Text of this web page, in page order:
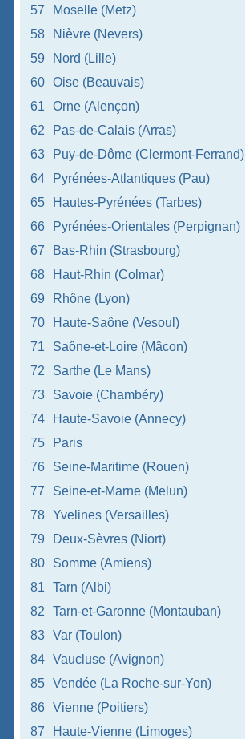
57
Moselle (Metz)
58
Nièvre (Nevers)
59
Nord (Lille)
60
Oise (Beauvais)
61
Orne (Alençon)
62
Pas-de-Calais (Arras)
63
Puy-de-Dôme (Clermont-Ferrand)
64
Pyrénées-Atlantiques (Pau)
65
Hautes-Pyrénées (Tarbes)
66
Pyrénées-Orientales (Perpignan)
67
Bas-Rhin (Strasbourg)
68
Haut-Rhin (Colmar)
69
Rhône (Lyon)
70
Haute-Saône (Vesoul)
71
Saône-et-Loire (Mâcon)
72
Sarthe (Le Mans)
73
Savoie (Chambéry)
74
Haute-Savoie (Annecy)
75
Paris
76
Seine-Maritime (Rouen)
77
Seine-et-Marne (Melun)
78
Yvelines (Versailles)
79
Deux-Sèvres (Niort)
80
Somme (Amiens)
81
Tarn (Albi)
82
Tarn-et-Garonne (Montauban)
83
Var (Toulon)
84
Vaucluse (Avignon)
85
Vendée (La Roche-sur-Yon)
86
Vienne (Poitiers)
87
Haute-Vienne (Limoges)